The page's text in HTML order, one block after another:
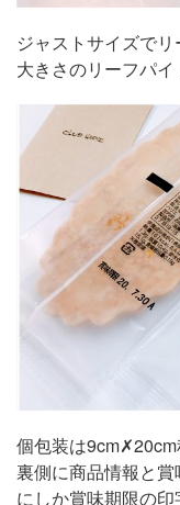
ジャストサイズで
大きさのリーフパイ
個包装は9cm✗20cm
裏側に商品情報と
にしか賞味期限の